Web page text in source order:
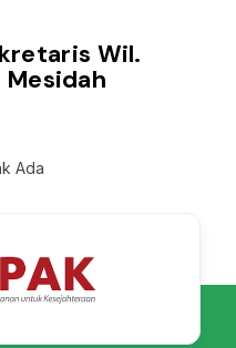
Wil.
Mesidah
Ada